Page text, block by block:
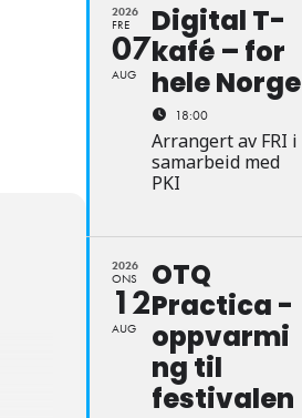
2026
FRE
07
AUG
Digital T-
kafé – for
hele Norge
18:00
Arrangert av FRI i
samarbeid med
PKI
2026
ONS
12
AUG
OTQ
Practica -
oppvarmi
ng til
festivalen